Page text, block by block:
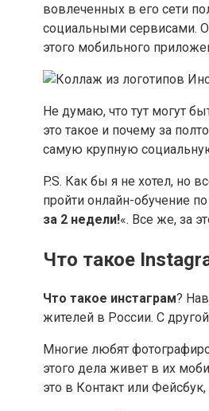
вовлеченных в его сети
социальными сервисами.
этого мобильного
Не думаю, что тут могут
это такое и почему за
самую крупную
P.S. Как бы я не хотел, но
пройти онлайн-обучение
за 2 недели!«. Все же, за
Что такое
Что такое инстаграм?
жителей в России. С
Многие любят
этого дела живет в их
это в Контакт или